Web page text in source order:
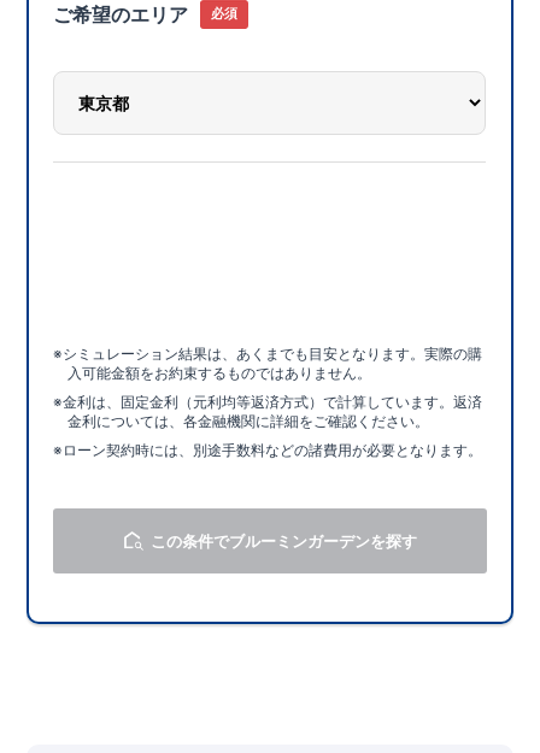
ご希望のエリア 必須
シミュレーション結果は、あくまでも目安となります。実際の購
入可能金額をお約束するものではありません。
金利は、固定金利（元利均等返済方式）で計算しています。返済
金利については、各金融機関に詳細をご確認ください。
ローン契約時には、別途手数料などの諸費用が必要となります。
この条件でブルーミンガーデンを探す